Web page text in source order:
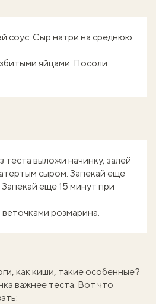
соус. Сыр натри на среднюю
яйцами. Посоли
теста выложи начинку, залей
сыром. Запекай еще
еще 15 минут при
розмарина.
как киши, такие особенные?
важнее теста. Вот что